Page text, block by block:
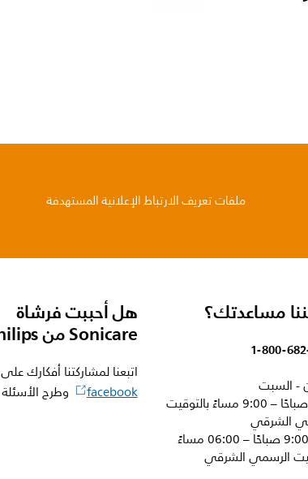
ملفات تعريف الارتباط الإعلانية المستهدفة
هل أحببت فرشاة
Sonicare من Philips؟
اتبعنا لمشاركتنا أفكارك على
facebook
وطرح الأسئلة
مساعدتك؟
1-800-
- السبت
9:00 صباحًا – 9:00 مساءً بالتوقيت
الشرقي
الأحد 9:00 صباحًا – 06:00 مساءً
الرسمي الشرقي